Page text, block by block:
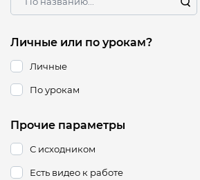
Личные или по урокам?
Личные
По урокам
Прочие параметры
С исходником
Есть видео к работе